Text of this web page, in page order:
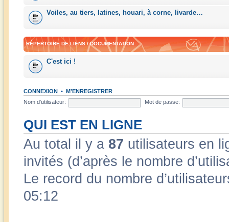
Voiles, au tiers, latines, houari, à corne, livarde…
RÉPERTOIRE DE LIENS / DOCUMENTATION
C'est ici !
CONNEXION • M’ENREGISTRER
Nom d’utilisateur:
Mot de passe:
QUI EST EN LIGNE
Au total il y a 87 utilisateurs en
invités (d’après le nombre
Le record du nombre
05:12